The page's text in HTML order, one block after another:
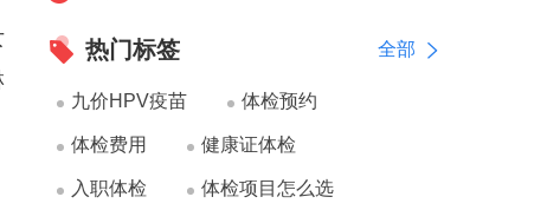
热门标签 全部
九价HPV疫苗 体检预约
体检费用 健康证体检
入职体检 体检项目怎么选